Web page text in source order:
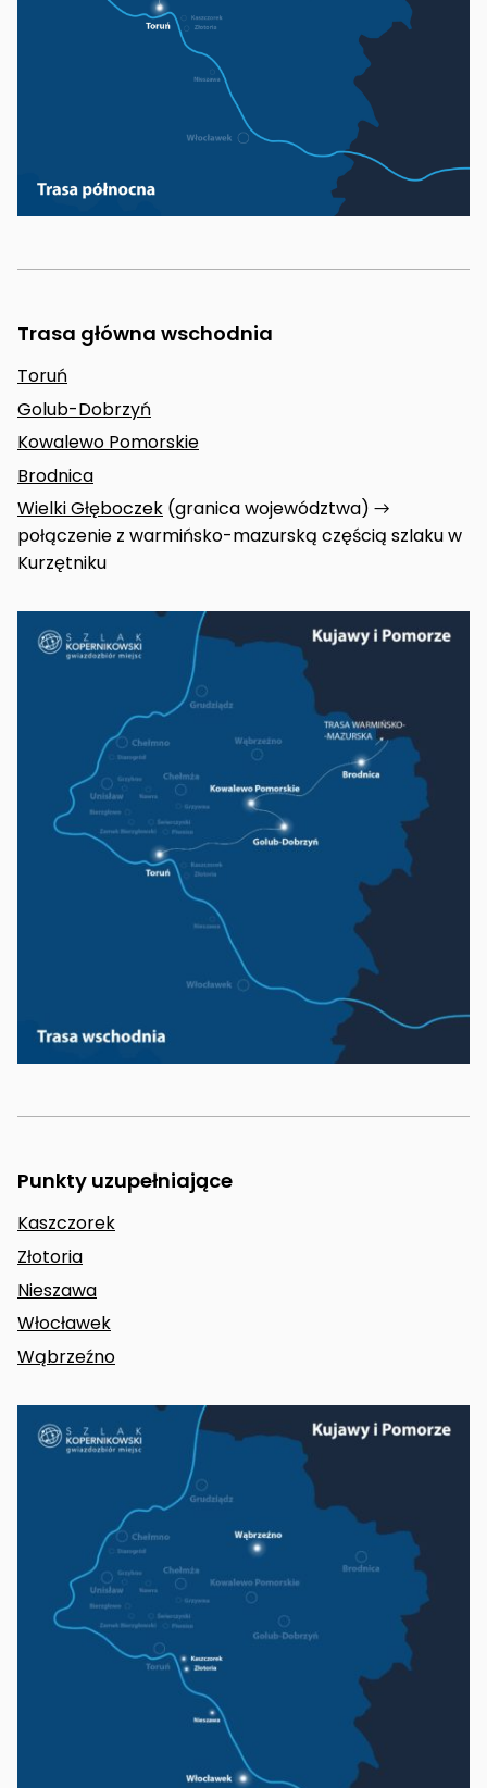
Trasa główna wschodnia
Toruń
Golub-Dobrzyń
Kowalewo Pomorskie
Brodnica
Wielki Głęboczek (granica województwa) →
połączenie z warmińsko-mazurską częścią szlaku w
Kurzętniku
Punkty uzupełniające
Kaszczorek
Złotoria
Nieszawa
Włocławek
Wąbrzeźno